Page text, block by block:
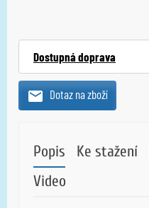
Dostupná doprava
Dotaz na zboží
Popis Ke stažení
Video